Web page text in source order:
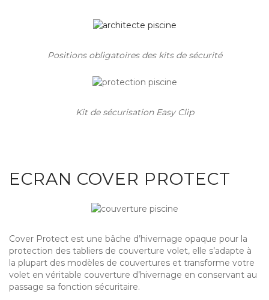
Positions obligatoires des kits de sécurité
Kit de sécurisation Easy Clip
ECRAN COVER PROTECT
Cover Protect est une bâche d’hivernage opaque pour la
protection des tabliers de couverture volet, elle s’adapte à
la plupart des modèles de couvertures et transforme votre
volet en véritable couverture d’hivernage en conservant au
passage sa fonction sécuritaire.